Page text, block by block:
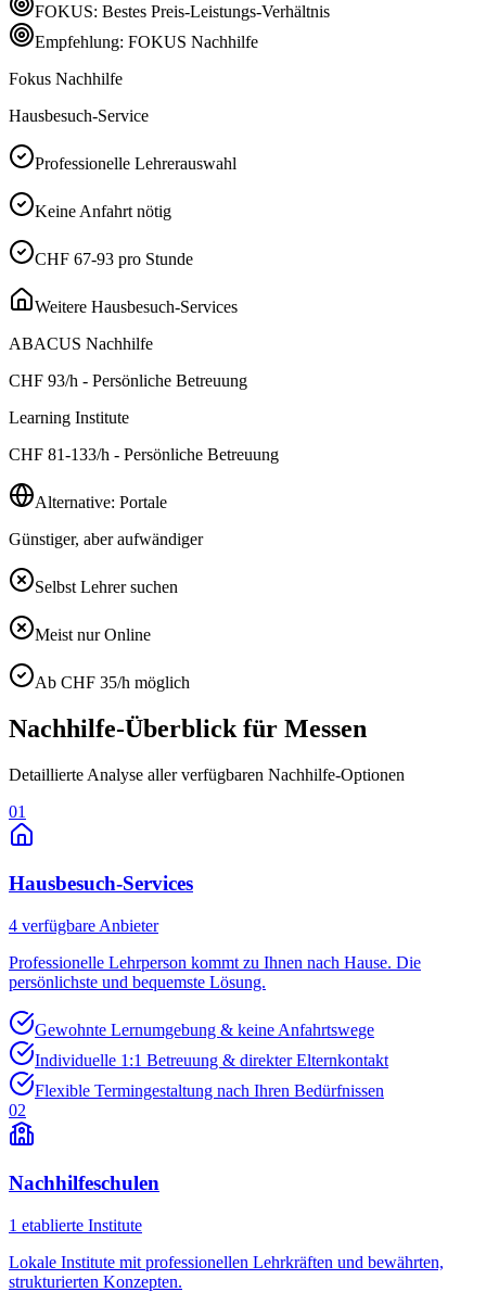
FOKUS: Bestes Preis-Leistungs-Verhältnis
Empfehlung: FOKUS Nachhilfe
Fokus Nachhilfe
Hausbesuch-Service
Professionelle Lehrerauswahl
Keine Anfahrt nötig
CHF 67-93 pro Stunde
Weitere Hausbesuch-Services
ABACUS Nachhilfe
CHF 93/h - Persönliche Betreuung
Learning Institute
CHF 81-133/h - Persönliche Betreuung
Alternative: Portale
Günstiger, aber aufwändiger
Selbst Lehrer suchen
Meist nur Online
Ab CHF 35/h möglich
Nachhilfe-Überblick für Messen
Detaillierte Analyse aller verfügbaren Nachhilfe-Optionen
01
Hausbesuch-Services
4 verfügbare Anbieter
Professionelle Lehrperson kommt zu Ihnen nach Hause. Die
persönlichste und bequemste Lösung.
Gewohnte Lernumgebung & keine Anfahrtswege
Individuelle 1:1 Betreuung & direkter Elternkontakt
Flexible Termingestaltung nach Ihren Bedürfnissen
02
Nachhilfeschulen
1 etablierte Institute
Lokale Institute mit professionellen Lehrkräften und bewährten,
strukturierten Konzepten.